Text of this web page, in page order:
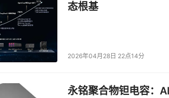
态根基
2026年04月28日 22点14分
永铭聚合物钽电容：